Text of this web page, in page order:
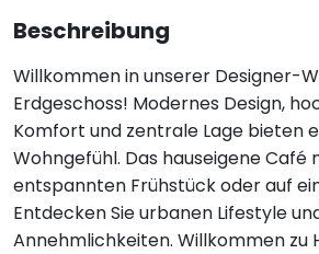
Beschreibung
Willkommen in unserer Designer-
Erdgeschoss! Modernes Design,
Komfort und zentrale Lage bieten
Wohngefühl. Das hauseigene Café
entspannten Frühstück oder auf
Entdecken Sie urbanen Lifestyle
Annehmlichkeiten. Willkommen zu